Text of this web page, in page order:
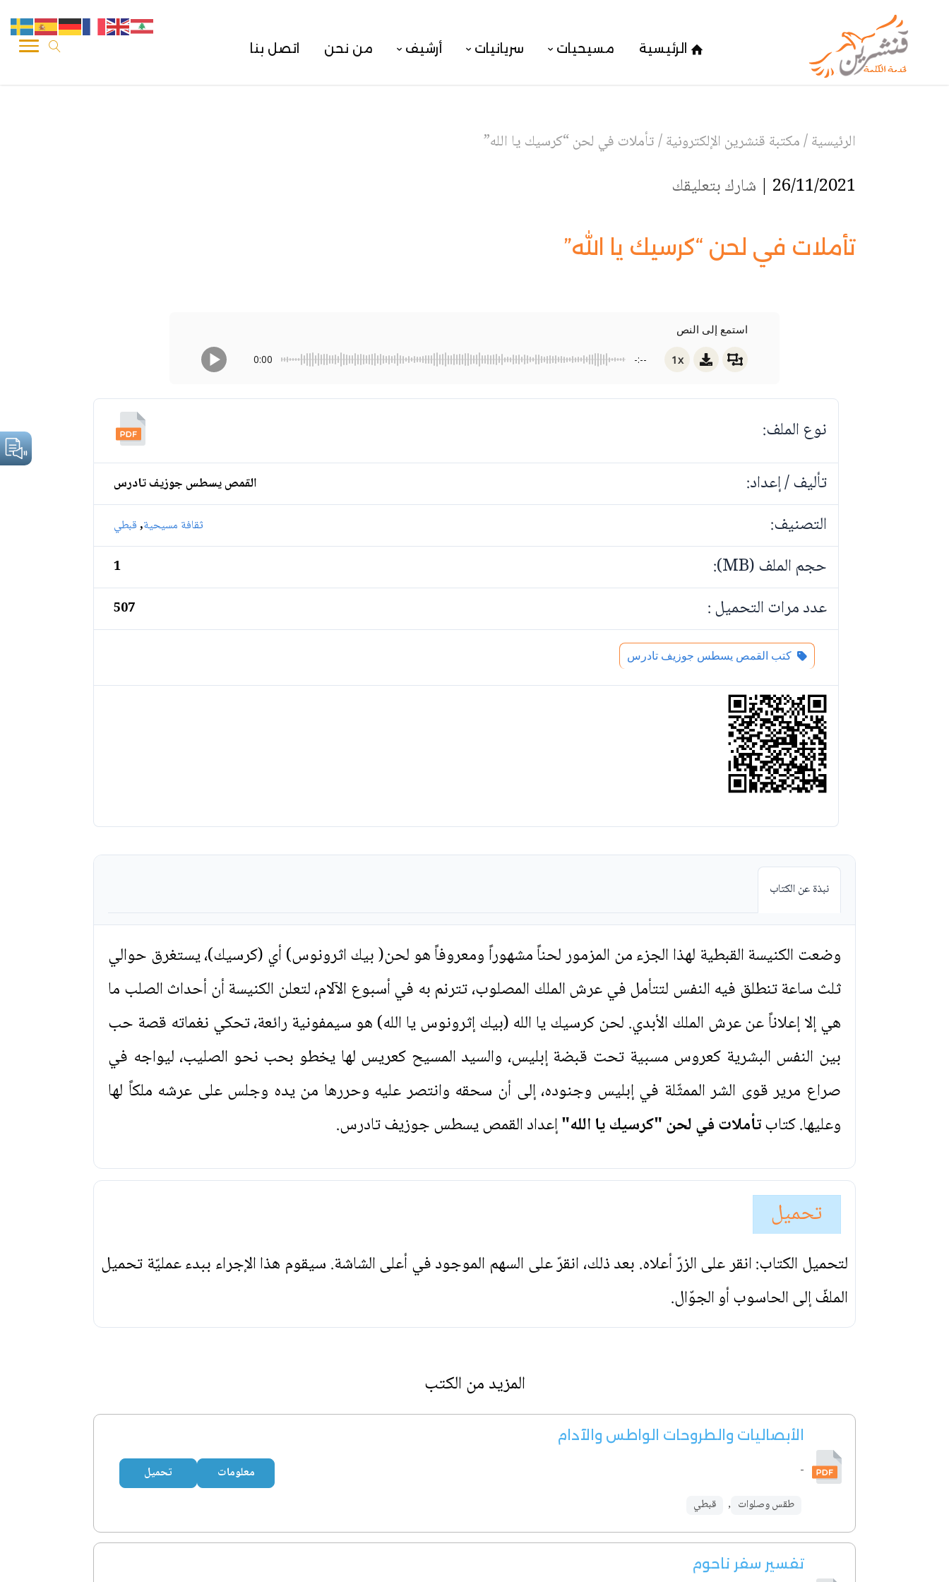
الرئيسية مسيحيات سريانيات أرشيف من نحن اتصل بنا
الرئيسية/مكتبة قنشرين الإلكترونية/تأملات في لحن “كرسيك يا الله”
26/11/2021 | شارك بتعليقك
تأملات في لحن “كرسيك يا الله”
استمع إلى النص
0:00 -:-- 1x
نوع الملف:
تأليف / إعداد:
القمص يسطس جوزيف تادرس
التصنيف: ثقافة مسيحية,قبطي
حجم الملف (MB): 1
عدد مرات التحميل : 507
كتب القمص يسطس جوزيف تادرس
نبذة عن الكتاب
وضعت الكنيسة القبطية لهذا الجزء من المزمور لحناً مشهوراً ومعروفاً هو لحن( بيك اثرونوس) أي (كرسيك)، يستغرق حوالي
ثلث ساعة تنطلق فيه النفس لتتأمل في عرش الملك المصلوب، تترنم به في أسبوع الآلام، لتعلن الكنيسة أن أحداث الصلب ما
هي إلا إعلاناً عن عرش الملك الأبدي. لحن كرسيك يا الله (بيك إثرونوس يا الله) هو سيمفونية رائعة، تحكي نغماته قصة حب
بين النفس البشرية كعروس مسبية تحت قبضة إبليس، والسيد المسيح كعريس لها يخطو بحب نحو الصليب، ليواجه في
صراع مرير قوى الشر الممثّلة في إبليس وجنوده، إلى أن سحقه وانتصر عليه وحررها من يده وجلس على عرشه ملكاً لها
وعليها. كتابتأملات في لحن "كرسيك يا الله"إعداد القمص يسطس جوزيف تادرس.
تحميل
لتحميل الكتاب: انقر على الزرّ أعلاه. بعد ذلك، انقرّ على السهم الموجود في أعلى الشاشة. سيقوم هذا الإجراء ببدء عمليّة تحميل
الملفّ إلى الحاسوب أو الجوّال.
المزيد من الكتب
الأبصاليات والطروحات الواطس والآدام
-
طقس وصلوات , قبطي
معلومات تحميل
تفسير سفر ناحوم